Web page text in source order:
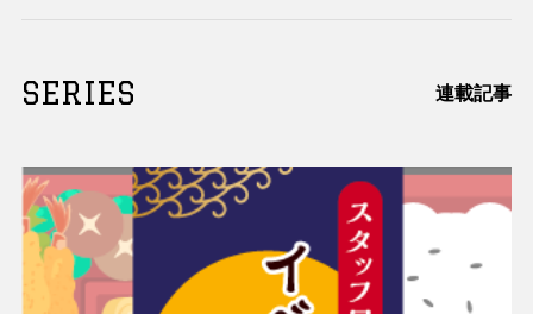
SERIES 連載記事